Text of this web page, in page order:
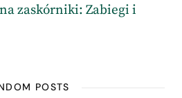
zaskórniki: Zabiegi i
POSTS